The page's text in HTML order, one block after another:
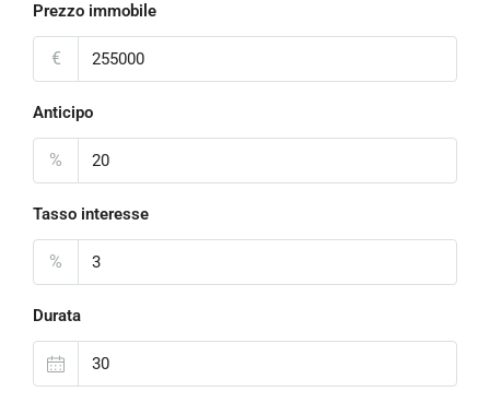
Prezzo immobile
€
Anticipo
%
Tasso interesse
%
Durata